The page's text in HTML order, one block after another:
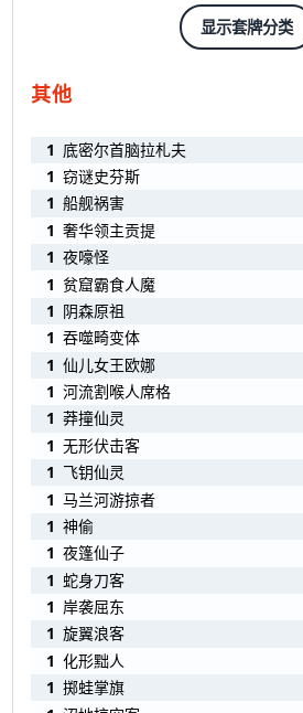
显示套牌分类
其他
1 底密尔首脑拉札夫
1 窃谜史芬斯
1 船舰祸害
1 奢华领主贡提
1 夜嚎怪
1 贫窟霸食人魔
1 阴森原祖
1 吞噬畸变体
1 仙儿女王欧娜
1 河流割喉人席格
1 莽撞仙灵
1 无形伏击客
1 飞钥仙灵
1 马兰河游掠者
1 神偷
1 夜篷仙子
1 蛇身刀客
1 岸袭屈东
1 旋翼浪客
1 化形黜人
1 掷蛙掌旗